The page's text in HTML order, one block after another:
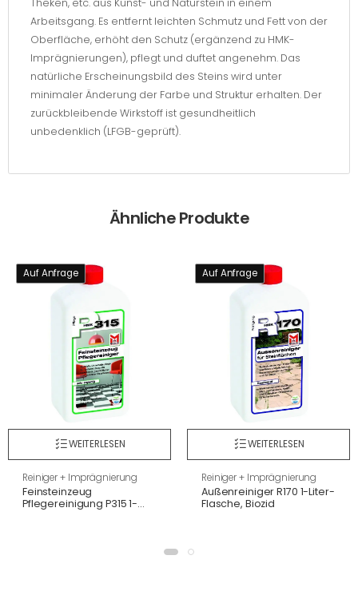
Theken, etc. aus Kunst- und Naturstein in einem
Arbeitsgang. Es entfernt leichten Schmutz und Fett von der
Oberfläche, erhöht den Schutz (ergänzend zu HMK-
Imprägnierungen), pflegt und duftet angenehm. Das
natürliche Erscheinungsbild des Steins wird unter
minimaler Änderung der Farbe und Struktur erhalten. Der
zurückbleibende Wirkstoff ist gesundheitlich
unbedenklich (LFGB-geprüft).
Ähnliche Produkte
Auf Anfrage
WEITERLESEN
Reiniger + Imprägnierung
Feinsteinzeug
Pflegereinigung P315 1-
Auf Anfrage
WEITERLESEN
Reiniger + Imprägnierung
Außenreiniger R170 1-Liter-
Flasche, Biozid